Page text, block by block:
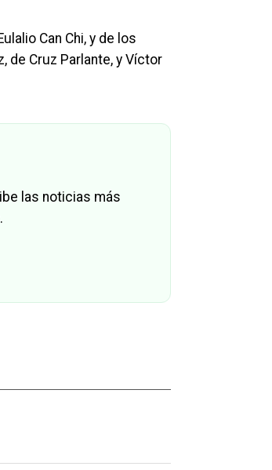
Can Chi, y de los
de Cruz Parlante, y Víctor
las noticias más